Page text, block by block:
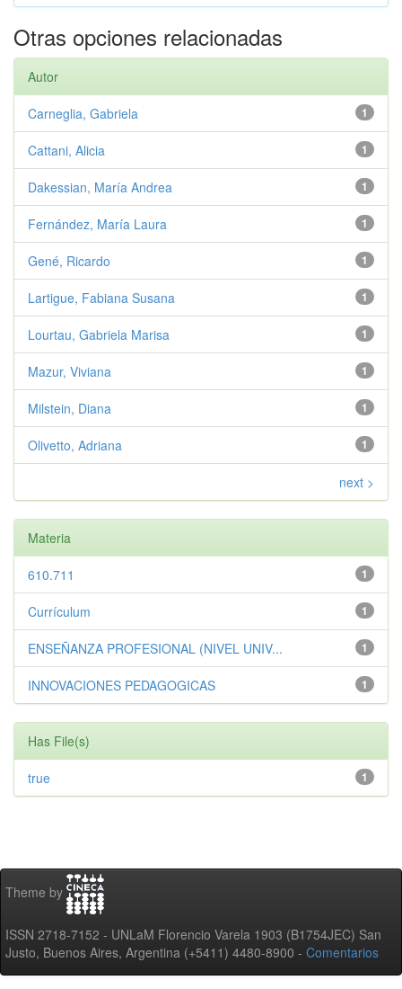
Otras opciones relacionadas
Autor
1
Carneglia, Gabriela
1
Cattani, Alicia
1
Dakessian, María Andrea
1
Fernández, María Laura
1
Gené, Ricardo
1
Lartigue, Fabiana Susana
1
Lourtau, Gabriela Marisa
1
Mazur, Viviana
1
Milstein, Diana
1
Olivetto, Adriana
next >
Materia
1
610.711
1
Currículum
1
ENSEÑANZA PROFESIONAL (NIVEL UNIV...
1
INNOVACIONES PEDAGOGICAS
Has File(s)
1
true
Theme by
ISSN 2718-7152 - UNLaM Florencio Varela 1903 (B1754JEC) San
Justo, Buenos Aires, Argentina (+5411) 4480-8900 - Comentarios